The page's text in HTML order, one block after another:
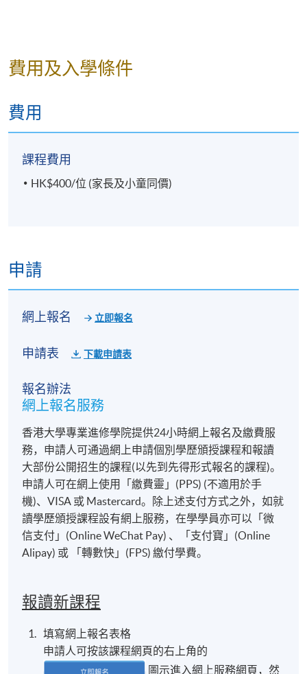
費用及入學條件
費用
課程費用
HK$400/位 (家長及小童同價)
申請
網上報名 立即報名
申請表 下載申請表
報名辦法
網上報名服務
香港大學專業進修學院提供24小時網上報名及繳費服
務，申請人可通過網上申請個別學歷頒授課程和報讀
大部份公開招生的課程(以先到先得形式報名的課程)。
申請人可在網上使用「繳費靈」(PPS) (不適用於手
機)、VISA 或 Mastercard。除上述支付方式之外，如就
讀學歷頒授課程設有網上服務，在學學員亦可以「微
信支付」(Online WeChat Pay) 、「支付寶」(Online
Alipay) 或 「轉數快」(FPS) 繳付學費。
報讀新課程
填寫網上報名表格
申請人可按該課程網頁的右上角的
圖示進入網上服務網頁，然